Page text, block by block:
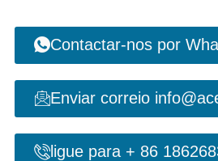
Contactar-nos por
Enviar correio
ligue para + 86